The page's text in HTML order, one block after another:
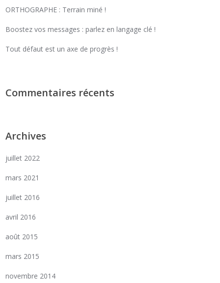
ORTHOGRAPHE : Terrain miné !
Boostez vos messages : parlez en langage clé !
Tout défaut est un axe de progrès !
Commentaires récents
Archives
juillet 2022
mars 2021
juillet 2016
avril 2016
août 2015
mars 2015
novembre 2014